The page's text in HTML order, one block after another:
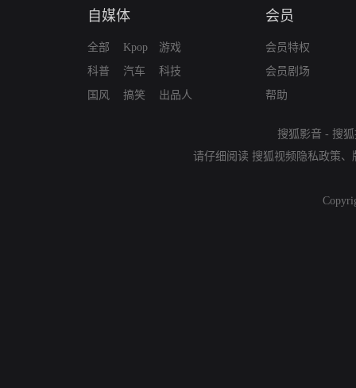
自媒体
全部
科普
国风
Kpop
汽车
搞笑
游戏
科技
出品人
会员
会员特权
会员剧场
帮助
搜狐影音 - 搜
请仔细阅读 搜狐视频隐私政策、